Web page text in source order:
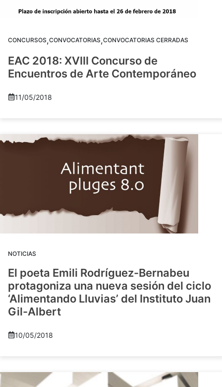
CONCURSOS,CONVOCATORIAS,CONVOCATORIAS CERRADAS
EAC 2018: XVIII Concurso de
Encuentros de Arte Contemporáneo
11/05/2018
NOTICIAS
El poeta Emili Rodríguez-Bernabeu
protagoniza una nueva sesión del ciclo
‘Alimentando Lluvias’ del Instituto Juan
Gil-Albert
10/05/2018